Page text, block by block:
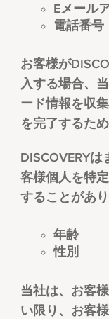
Eメール
電話番号
お客様が
入する場合、
ード情報を収
を完了するた
DISCOVERY
客様個人を特
することがあり
年齢
性別
当社は、お客
い限り、お客